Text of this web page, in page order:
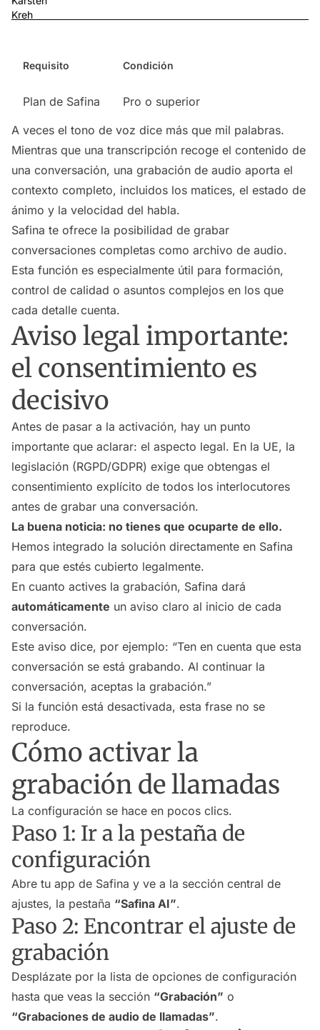
Requisito Condición
Plan de Safina
Pro o superior
A veces el tono de voz dice más que mil palabras.
Mientras que una transcripción recoge el contenido de
una conversación, una grabación de audio aporta el
contexto completo, incluidos los matices, el estado de
ánimo y la velocidad del habla.
Safina te ofrece la posibilidad de grabar
conversaciones completas como archivo de audio.
Esta función es especialmente útil para formación,
control de calidad o asuntos complejos en los que
cada detalle cuenta.
Aviso legal importante:
el consentimiento es
decisivo
Antes de pasar a la activación, hay un punto
importante que aclarar: el aspecto legal. En la UE, la
legislación (RGPD/GDPR) exige que obtengas el
consentimiento explícito de todos los interlocutores
antes de grabar una conversación.
La buena noticia: no tienes que ocuparte de ello.
Hemos integrado la solución directamente en Safina
para que estés cubierto legalmente.
En cuanto actives la grabación, Safina dará
automáticamente un aviso claro al inicio de cada
conversación.
Este aviso dice, por ejemplo: “Ten en cuenta que esta
conversación se está grabando. Al continuar la
conversación, aceptas la grabación.”
Si la función está desactivada, esta frase no se
reproduce.
Cómo activar la
grabación de llamadas
La configuración se hace en pocos clics.
Paso 1: Ir a la pestaña de
configuración
Abre tu app de Safina y ve a la sección central de
ajustes, la pestaña “Safina AI”.
Paso 2: Encontrar el ajuste de
grabación
Desplázate por la lista de opciones de configuración
hasta que veas la sección “Grabación” o
“Grabaciones de audio de llamadas”.